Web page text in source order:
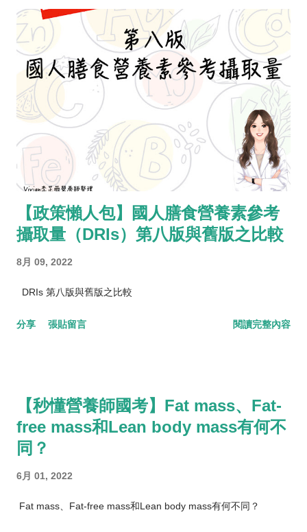
【政策懶人包】國人膳食營養素參考
攝取量（DRIs）第八版與舊版之比較
8月 09, 2022
DRIs 第八版與舊版之比較
分享 張貼留言 閱讀完整內容
【秒懂營養師國考】Fat mass、Fat-
free mass和Lean body mass有何不
同？
6月 01, 2022
Fat mass、Fat-free mass和Lean body mass有何不同？